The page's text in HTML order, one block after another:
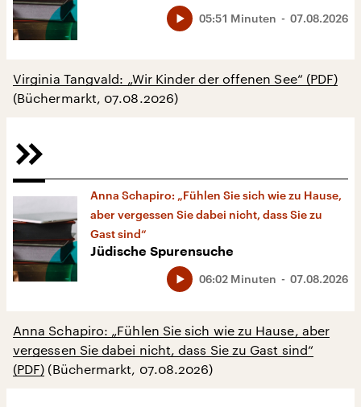
07.08.2026
05:51 Minuten
Virginia Tangvald: „Wir Kinder der offenen See“ (PDF)
(Büchermarkt, 07.08.2026)
Anna Schapiro: „Fühlen Sie sich wie zu Hause,
aber vergessen Sie dabei nicht, dass Sie zu
Gast sind“
Jüdische Spurensuche
07.08.2026
06:02 Minuten
Anna Schapiro: „Fühlen Sie sich wie zu Hause, aber
vergessen Sie dabei nicht, dass Sie zu Gast sind“
(PDF) (Büchermarkt, 07.08.2026)